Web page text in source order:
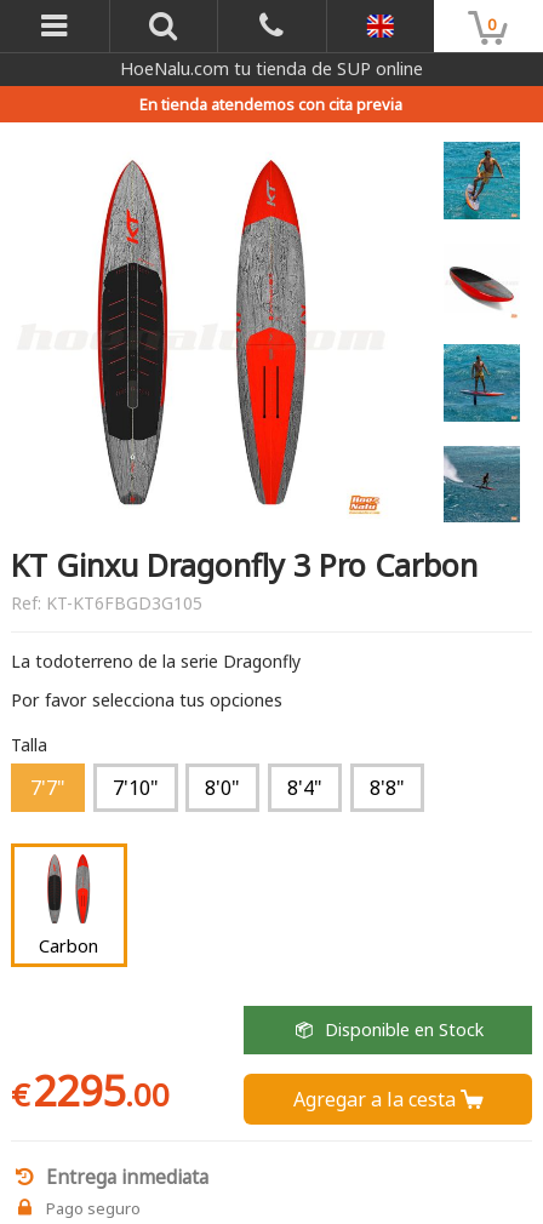
0
HoeNalu.com tu tienda de SUP online
En tienda atendemos con cita previa
KT Ginxu Dragonfly 3 Pro Carbon
Ref: KT-KT6FBGD3G105
La todoterreno de la serie Dragonfly
Por favor selecciona tus opciones
Talla
7'7" 7'10" 8'0" 8'4" 8'8"
Carbon
€2295.00
Disponible en Stock
Agregar a la cesta 
Entrega inmediata
Pago seguro